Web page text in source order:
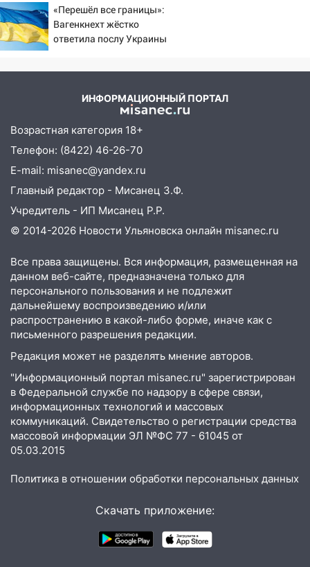
04:47
В Ульяновской области объявили
ракетную опасность: звучат сирены
20:40 Ульяновские аграрии смогут
купить тракторы с отсрочкой платежа
до декабря
19:34 В следственном управлении
состоялось торжественное
мероприятие, приуроченное к
празднованию Дня сотрудника органов
следствия Российской Федерации
19:30 Ульяновцев приглашают
поддержать «Симбирскую чебурашку»
18:11 Ульяновская область стала
пилотным регионом проекта
«Культурное долголетие»
17:23 Прогноз погоды в Ульяновской
области на 8 августа
17:16
В реанимацию Ульяновской
областной больницы поступили шесть
новых аппаратов ИВЛ
16:51 В Чердаклинском районе
ремонтируют дороги, ставят остановки
и проводят новое освещение
16:35
В Ульяновске установили ещё
В Ульяновске бесплатно покажут
«Перешёл все границы»:
Вагенкнехт жёстко
ответила послу Украины
ИНФОРМАЦИОННЫЙ ПОРТАЛ
Возрастная категория 18+
Телефон: (8422) 46-26-70
E-mail: misanec@yandex.ru
Главный редактор - Мисанец З.Ф.
Учредитель - ИП Мисанец Р.Р.
© 2014-2026 Новости Ульяновска онлайн misanec.ru
Все права защищены. Вся информация, размещенная на
данном веб-сайте, предназначена только для
персонального пользования и не подлежит
дальнейшему воспроизведению и/или
распространению в какой-либо форме, иначе как с
письменного разрешения редакции.
Редакция может не разделять мнение авторов.
"Информационный портал misanec.ru" зарегистрирован
в Федеральной службе по надзору в сфере связи,
информационных технологий и массовых
коммуникаций. Свидетельство о регистрации средства
массовой информации ЭЛ №ФС 77 - 61045 от
05.03.2015
Политика в отношении обработки персональных данных
Скачать приложение: